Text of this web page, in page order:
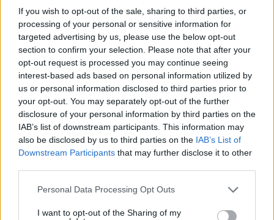
If you wish to opt-out of the sale, sharing to third parties, or
processing of your personal or sensitive information for
targeted advertising by us, please use the below opt-out
section to confirm your selection. Please note that after your
opt-out request is processed you may continue seeing
interest-based ads based on personal information utilized by
us or personal information disclosed to third parties prior to
your opt-out. You may separately opt-out of the further
disclosure of your personal information by third parties on the
IAB’s list of downstream participants. This information may
also be disclosed by us to third parties on the IAB’s List of
Downstream Participants that may further disclose it to other
Please note that this website/app uses one or more Google
not limited to your visit or usage behaviour. You may click to
Personal Data Processing Opt Outs
I want to opt-out of the Sharing of my
Πραγματικά έχουμε σιχαθεί.. έχουν κουράσει.. τώρα
μπήκε στο παιχνίδι κ η κορακλα της...ο κόσμος
παλεύει να τα φέρει βόλτα και αυτοί πλασάρουν τη
ζωαρα τους και τον έρωτα τους(για να μη γράψω κάτι
που δε θα ανεβει) Ο σεβασμός στις πρώην
οικογένειες τους κ στα παιδιά τους,,ανύπαρκτος Κατά
τ άλλα,,πρέπει να τους τρώμε στη μάπα κάθε μέρα..
ΑΠΑΝΤΗΣΗ
Πρέπει να το πάρουμε απόφαση
Δε θα δούμε τον Μπισμπίκη με άλλο χρώμα
μπλούζας!